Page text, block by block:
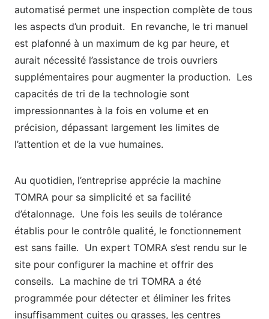
automatisé permet une inspection complète de tous
les aspects d’un produit. En revanche, le tri manuel
est plafonné à un maximum de kg par heure, et
aurait nécessité l’assistance de trois ouvriers
supplémentaires pour augmenter la production. Les
capacités de tri de la technologie sont
impressionnantes à la fois en volume et en
précision, dépassant largement les limites de
l’attention et de la vue humaines.
Au quotidien, l’entreprise apprécie la machine
TOMRA pour sa simplicité et sa facilité
d’étalonnage. Une fois les seuils de tolérance
établis pour le contrôle qualité, le fonctionnement
est sans faille. Un expert TOMRA s’est rendu sur le
site pour configurer la machine et offrir des
conseils. La machine de tri TOMRA a été
programmée pour détecter et éliminer les frites
insuffisamment cuites ou grasses, les centres